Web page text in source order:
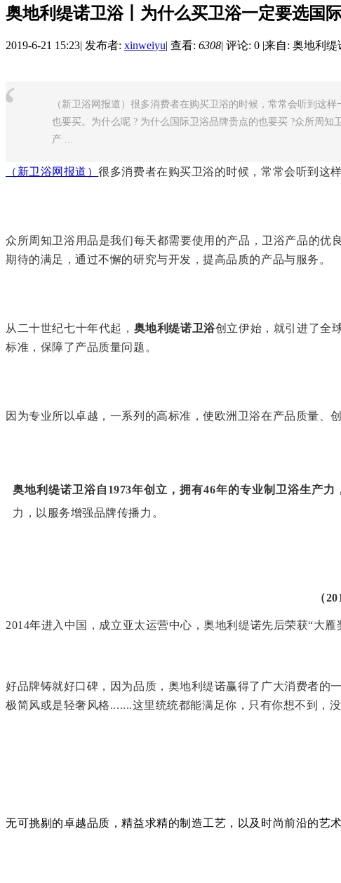
奥地利缇诺卫浴丨为什么买卫浴一定要选国
2019-6-21 15:23| 发布者: xinweiyu| 查看: 6308| 评论: 0 |来自: 奥地利缇
（新卫浴网报道）很多消费者在购买卫浴的时候，常常会听到这
也要买。为什么呢 ? 为什么国际卫浴品牌贵点的也要买 ?众所周知
产 ...
（新卫浴网报道）很多消费者在购买卫浴的时候，常常会听到这
众所周知卫浴用品是我们每天都需要使用的产品，卫浴产品的
期待的满足，通过不懈的研究与开发，提高品质的产品与服务。
从二十世纪七十年代起， 奥地利缇诺卫浴创立伊始，就引进了全
标准，保障了产品质量问题。
因为专业所以卓越，一系列的高标准，使欧洲卫浴在产品质量、
奥地利缇诺卫浴自1973年创立，拥有46年的专业制卫浴生产
力，以服务增强品牌传播力。
（
2014年进入中国，成立亚太运营中心，奥地利缇诺先后荣获“大
好品牌铸就好口碑，因为品质，奥地利缇诺赢得了广大消费者的
极简风或是轻奢风格.......这里统统都能满足你，只有你想不到，没
无可挑剔的卓越品质，精益求精的制造工艺，以及时尚前沿的艺